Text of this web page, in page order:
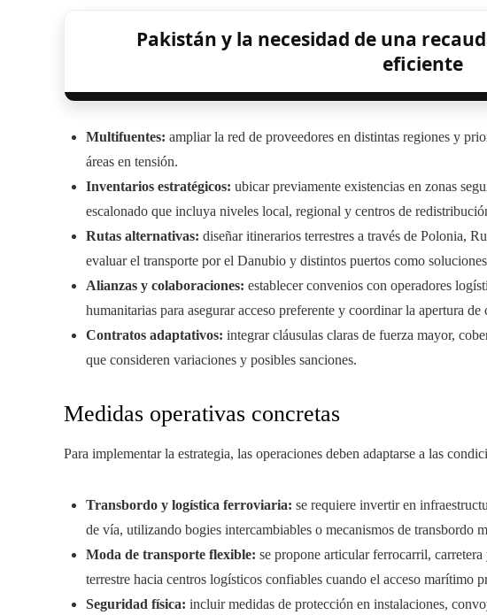
Pakistán y la necesidad de una
eficiente
Multifuentes: ampliar la red de proveedores en distintas regiones y
áreas en tensión.
Inventarios estratégicos: ubicar previamente existencias en zonas
escalonado que incluya niveles local, regional y centros de
Rutas alternativas: diseñar itinerarios terrestres a través de Polonia,
evaluar el transporte por el Danubio y distintos puertos como
Alianzas y colaboraciones: establecer convenios con operadores
humanitarias para asegurar acceso preferente y coordinar la apertura de
Contratos adaptativos: integrar cláusulas claras de fuerza mayor,
que consideren variaciones y posibles sanciones.
Medidas operativas concretas
Para implementar la estrategia, las operaciones deben adaptarse a las
Transbordo y logística ferroviaria: se requiere invertir en
de vía, utilizando bogies intercambiables o mecanismos de transbordo
Moda de transporte flexible: se propone articular ferrocarril,
terrestre hacia centros logísticos confiables cuando el acceso marítimo
Seguridad física: incluir medidas de protección en instalaciones,